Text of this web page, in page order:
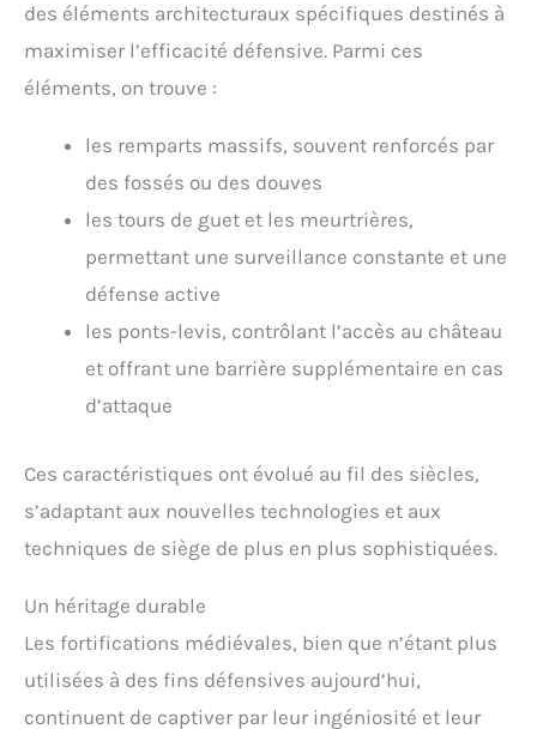
des éléments architecturaux spécifiques destinés à
maximiser l’efficacité défensive. Parmi ces
éléments, on trouve :
les remparts massifs, souvent renforcés par
des fossés ou des douves
les tours de guet et les meurtrières,
permettant une surveillance constante et une
défense active
les ponts-levis, contrôlant l’accès au château
et offrant une barrière supplémentaire en cas
d’attaque
Ces caractéristiques ont évolué au fil des siècles,
s’adaptant aux nouvelles technologies et aux
techniques de siège de plus en plus sophistiquées.
Un héritage durable
Les fortifications médiévales, bien que n’étant plus
utilisées à des fins défensives aujourd’hui,
continuent de captiver par leur ingéniosité et leur